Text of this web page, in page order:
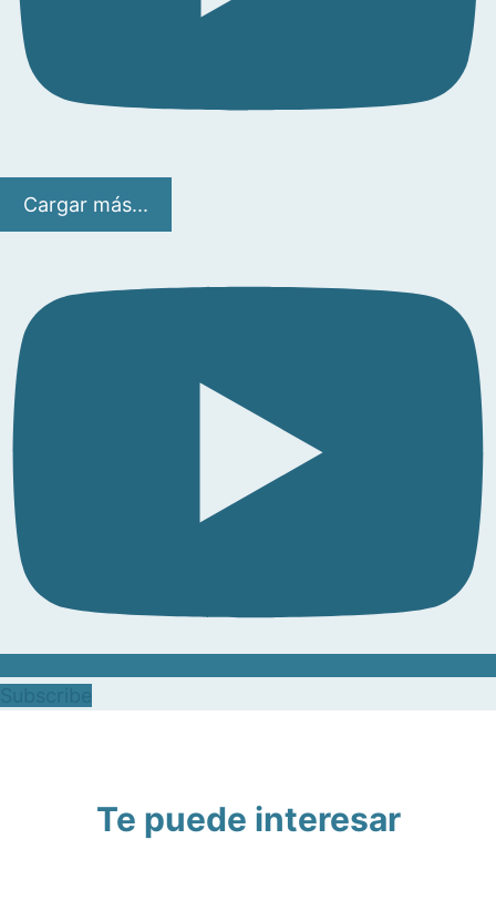
Cargar más...
Te puede interesar